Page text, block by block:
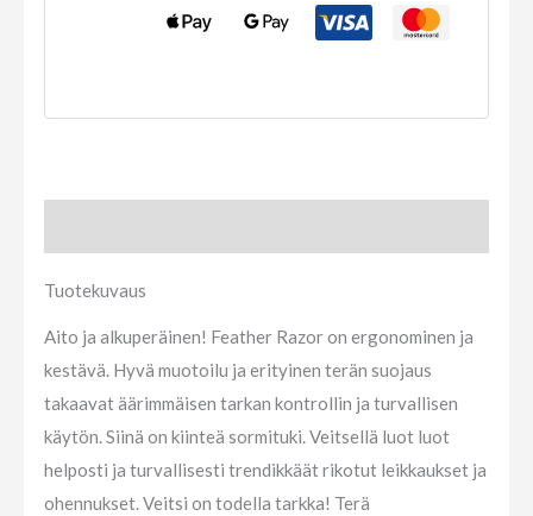
Tuotekuvaus
Aito ja alkuperäinen! Feather Razor on ergonominen ja
kestävä. Hyvä muotoilu ja erityinen terän suojaus
takaavat äärimmäisen tarkan kontrollin ja turvallisen
käytön. Siinä on kiinteä sormituki. Veitsellä luot luot
helposti ja turvallisesti trendikkäät rikotut leikkaukset ja
ohennukset. Veitsi on todella tarkka! Terä